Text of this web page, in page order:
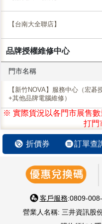
【台南大全聯店】
品牌授權維修中心
門市名稱
【新竹NOVA】服務中心（宏碁
+其他品牌電腦維修）
※ 實際貨況以各門市展售
打門
折價券 訂單查
客戶服務:0809-
營業人名稱: 三井資訊股